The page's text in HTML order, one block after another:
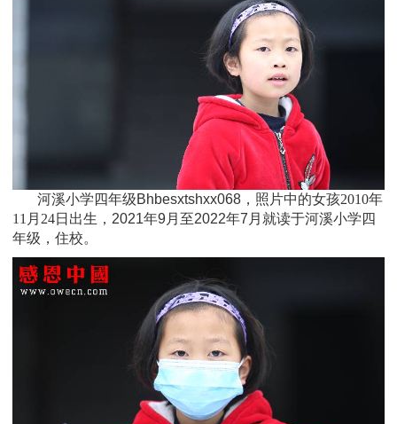
河溪小学四年级Bhbesxtshxx068，照片中的女孩2010年
11月24日 出生， 2021年9月至2022年7月就读于河溪小学四
年级 ，住校。